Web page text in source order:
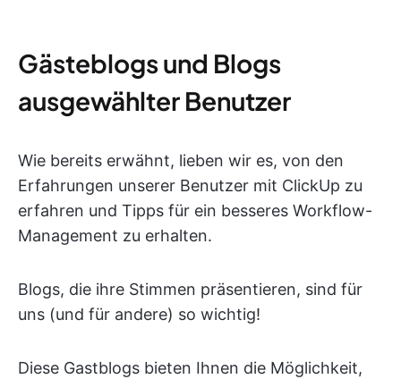
Gästeblogs und Blogs
ausgewählter Benutzer
Wie bereits erwähnt, lieben wir es, von den
Erfahrungen unserer Benutzer mit ClickUp zu
erfahren und Tipps für ein besseres Workflow-
Management zu erhalten.
Blogs, die ihre Stimmen präsentieren, sind für
uns (und für andere) so wichtig!
Diese Gastblogs bieten Ihnen die Möglichkeit,